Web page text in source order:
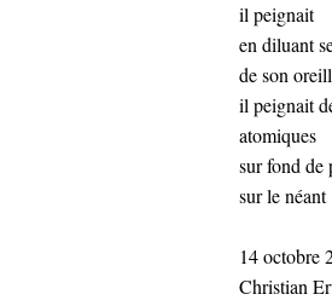
il peignait
en diluant
de son
il peignait
atomiques
sur fond de
sur le néant
14 octobre
Christian